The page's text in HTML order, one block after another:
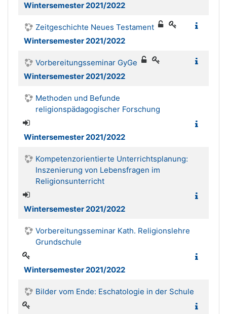
Wintersemester 2021/2022
Zeitgeschichte Neues Testament
Wintersemester 2021/2022
Vorbereitungsseminar GyGe
Wintersemester 2021/2022
Methoden und Befunde
religionspädagogischer Forschung
Wintersemester 2021/2022
Kompetenzorientierte Unterrichtsplanung:
Inszenierung von Lebensfragen im
Religionsunterricht
Wintersemester 2021/2022
Vorbereitungsseminar Kath. Religionslehre
Grundschule
Wintersemester 2021/2022
Bilder vom Ende: Eschatologie in der Schule